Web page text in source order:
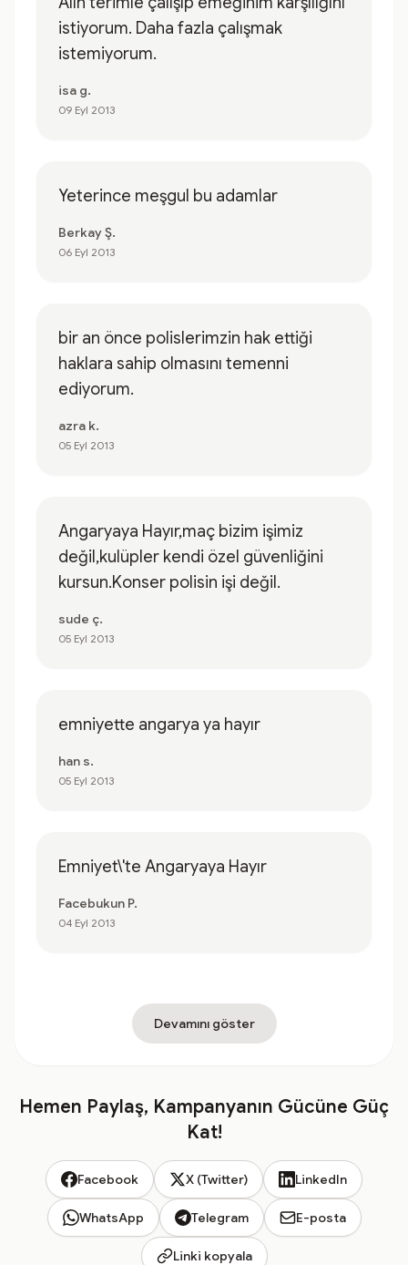
istiyorum. Daha fazla çalışmak
istemiyorum.
isa g.
09 Eyl 2013
Yeterince meşgul bu adamlar
Berkay Ş.
06 Eyl 2013
bir an önce polislerimzin hak ettiği
haklara sahip olmasını temenni
ediyorum.
azra k.
05 Eyl 2013
Angaryaya Hayır,maç bizim işimiz
değil,kulüpler kendi özel güvenliğini
kursun.Konser polisin işi değil.
sude ç.
05 Eyl 2013
emniyette angarya ya hayır
han s.
05 Eyl 2013
Emniyet\'te Angaryaya Hayır
Facebukun P.
04 Eyl 2013
Devamını göster
Hemen Paylaş, Kampanyanın Gücüne Güç
Kat!
Facebook X (Twitter) LinkedIn
WhatsApp Telegram E-posta
Linki kopyala